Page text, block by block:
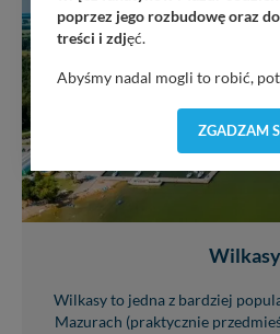
SWJM
Wilkasy
Wilkasy to jedna z bardziej
Mazurach (praktycznie
poprzez jego rozbudowę oraz
treści i zdjęć.
Abyśmy nadal mogli to robić,
dostosować do Twoich
pliki cookies) będą zapisywane
wyszukania, ulubione miejsca,
Bezpieczeństwo Twoich danych
zmieniać zakresu naszych
intencji, zawsze możesz wycofać
informacji uzyskach w naszej
ZGADZAM